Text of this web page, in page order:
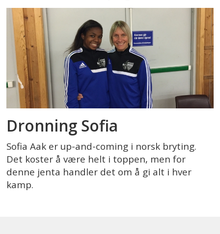
Dronning Sofia
Sofia Aak er up-and-coming i norsk bryting.
Det koster å være helt i toppen, men for
denne jenta handler det om å gi alt i hver
kamp.